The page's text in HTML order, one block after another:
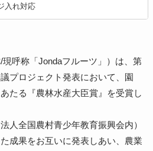
入れ対応
現呼称「Jondaフルーツ」）は、第
プロジェクト発表において、園
たる『農林水産大臣賞』を受賞し
人全国農村青少年教育振興会内）
成果をお互いに発表しあい、農業